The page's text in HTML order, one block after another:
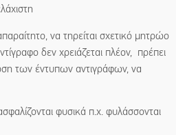
να τηρείται σχετικό μητρώο
δεν χρειάζεται πλέον, πρέπει
των έντυπων αντιγράφων, να
φυσικά π.χ. φυλάσσονται